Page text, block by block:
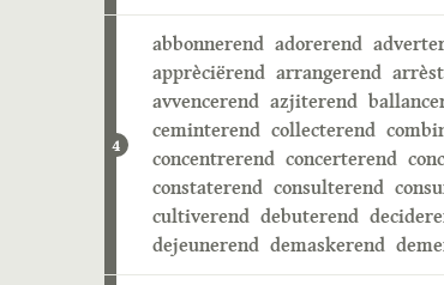
4
abbonnerend adorerend
apprèciërend arrangerend
avvencerend azjiterend
ceminterend collecterend
concentrerend concerterend
constaterend consulterend
cultiverend debuterend
dejeunerend demaskerend